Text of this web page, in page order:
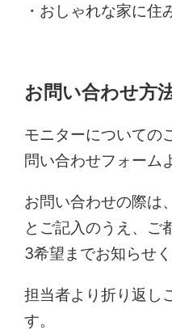
・おしゃれな家に住
お問い合わせ方
モニターについての
問い合わせフォーム
お問い合わせの際は
とご記入のうえ、ご
3希望までお知らせく
担当者より折り返し
す。